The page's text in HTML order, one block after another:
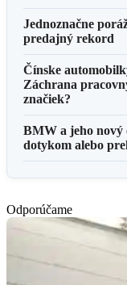
Jednoznačne
predajný rekord
Čínske
Záchrana
značiek?
BMW a jeho nový
dotykom alebo
Odporúčame